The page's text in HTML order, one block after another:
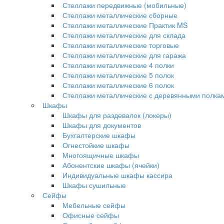
Стеллажи передвижные (мобильные)
Стеллажи металлические сборные
Стеллажи металлические Практик MS
Стеллажи металлические для склада
Стеллажи металлические торговые
Стеллажи металлические для гаража
Стеллажи металлические 4 полки
Стеллажи металлические 5 полок
Стеллажи металлические 6 полок
Стеллажи металлические с деревянными
Шкафы
Шкафы для раздевалок (локеры)
Шкафы для документов
Бухгалтерские шкафы
Огнестойкие шкафы
Многоящичные шкафы
Абонентские шкафы (ячейки)
Индивидуальные шкафы кассира
Шкафы сушильные
Сейфы
Мебельные сейфы
Офисные сейфы